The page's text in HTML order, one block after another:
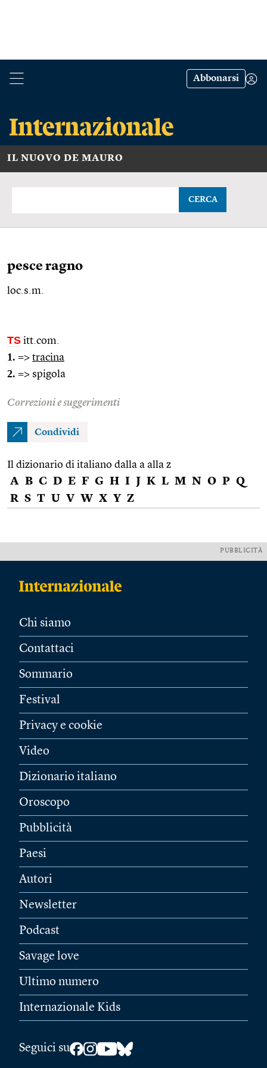
Abbonarsi
IL NUOVO DE MAURO
CERCA
pesce ragno
loc.s.m.
TS itt.com.
1. => tracina
2. => spigola
Correzioni e suggerimenti
Condividi
Il dizionario di italiano dalla a alla z
A B C D E F G H I J K L M N O P Q
R S T U V W X Y Z
PUBBLICITÀ
Chi siamo
Contattaci
Sommario
Festival
Privacy e cookie
Video
Dizionario italiano
Oroscopo
Pubblicità
Paesi
Autori
Newsletter
Podcast
Savage love
Ultimo numero
Internazionale Kids
Seguici su